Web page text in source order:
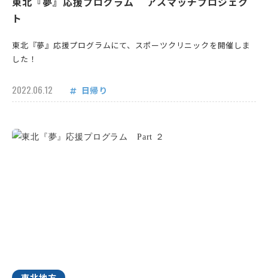
ト
東北『夢』応援プログラムにて、スポーツクリニックを開催しま
した！
2022.06.12 日帰り